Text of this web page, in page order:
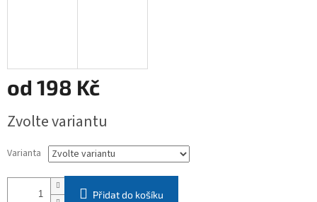
od 198 Kč
cena:
Zvolte variantu
Varianta
Přidat do košíku